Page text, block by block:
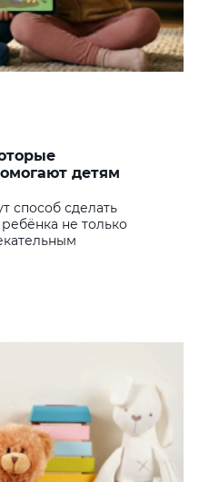
детям
способ сделать
не только